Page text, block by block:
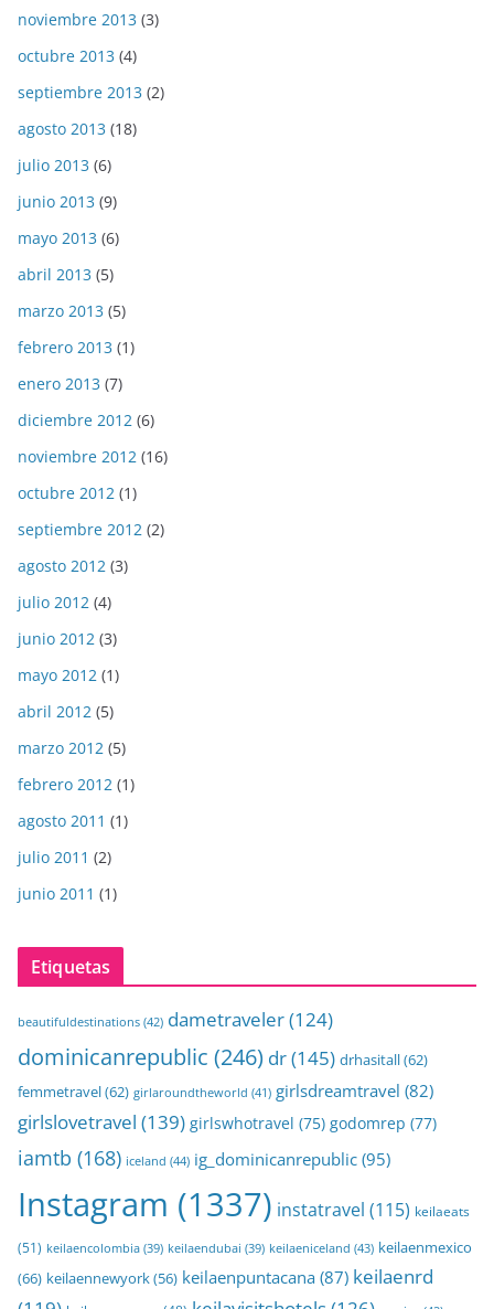
noviembre 2013 (3)
octubre 2013 (4)
septiembre 2013 (2)
agosto 2013 (18)
julio 2013 (6)
junio 2013 (9)
mayo 2013 (6)
abril 2013 (5)
marzo 2013 (5)
febrero 2013 (1)
enero 2013 (7)
diciembre 2012 (6)
noviembre 2012 (16)
octubre 2012 (1)
septiembre 2012 (2)
agosto 2012 (3)
julio 2012 (4)
junio 2012 (3)
mayo 2012 (1)
abril 2012 (5)
marzo 2012 (5)
febrero 2012 (1)
agosto 2011 (1)
julio 2011 (2)
junio 2011 (1)
Etiquetas
beautifuldestinations (42) dametraveler(124)
dominicanrepublic (246) dr(145) drhasitall(62)
femmetravel(62) girlaroundtheworld (41) girlsdreamtravel (82)
girlslovetravel (139) girlswhotravel (75) godomrep (77)
iamtb (168) iceland (44) ig_dominicanrepublic (95)
Instagram (1337) instatravel (115) keilaeats
(51) keilaencolombia (39) keilaendubai (39) keilaeniceland (43) keilaenmexico
(66) keilaennewyork(56) keilaenpuntacana (87) keilaenrd